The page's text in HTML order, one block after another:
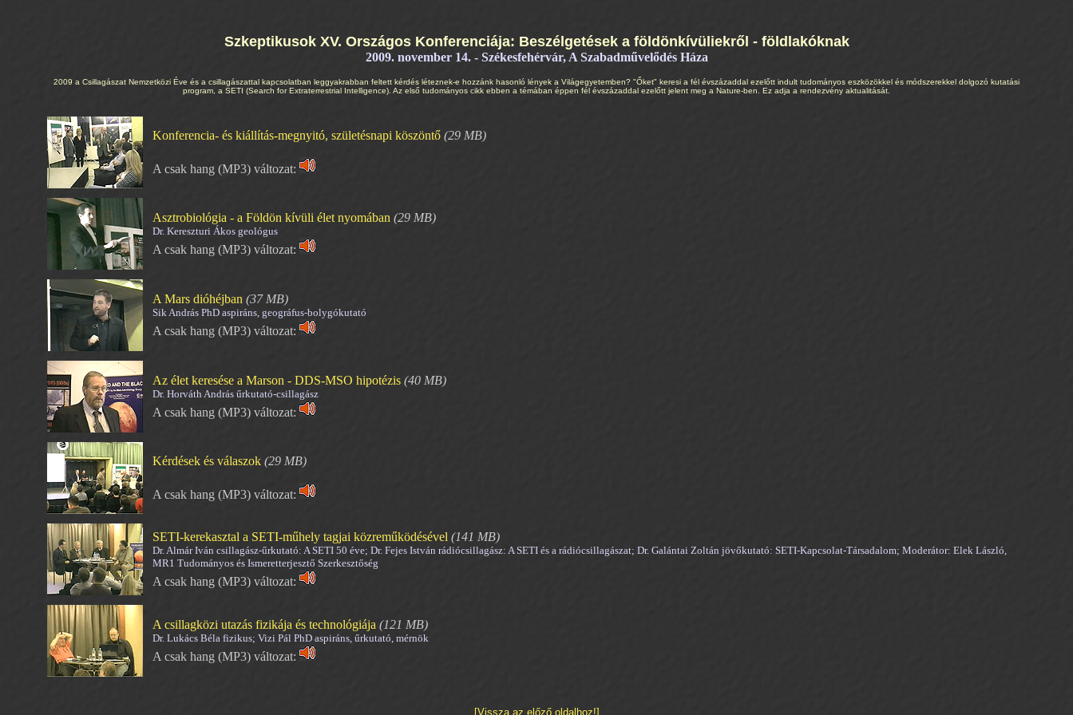
Szkeptikusok XV. Országos Konferenciája: Beszélgetések a földönkívüliekről - földlakóknak
2009. november 14. - Székesfehérvár, A Szabadművelődés Háza
2009 a Csillagászat Nemzetközi Éve és a csillagászattal kapcsolatban leggyakrabban feltett kérdés léteznek-e hozzánk hasonló lények a Világegyetemben? "Őket" keresi a fél évszázaddal ezelőtt indult tudományos eszközökkel és módszerekkel dolgozó kutatási
program, a SETI (Search for Extraterrestrial Intelligence). Az első tudományos cikk ebben a témában éppen fél évszázaddal ezelőtt jelent meg a Nature-ben. Ez adja a rendezvény aktualitását.
Konferencia- és kiállítás-megnyitó, születésnapi köszöntő (29 MB)
A csak hang (MP3) változat:
Asztrobiológia - a Földön kívüli élet nyomában (29 MB)
Dr. Kereszturi Ákos geológus
A csak hang (MP3) változat:
A Mars dióhéjban (37 MB)
Sik András PhD aspiráns, geográfus-bolygókutató
A csak hang (MP3) változat:
Az élet keresése a Marson - DDS-MSO hipotézis (40 MB)
Dr. Horváth András űrkutató-csillagász
A csak hang (MP3) változat:
Kérdések és válaszok (29 MB)
A csak hang (MP3) változat:
SETI-kerekasztal a SETI-műhely tagjai közreműködésével (141 MB)
Dr. Almár Iván csillagász-űrkutató: A SETI 50 éve; Dr. Fejes István rádiócsillagász: A SETI és a rádiócsillagászat; Dr. Galántai Zoltán jövőkutató: SETI-Kapcsolat-Társadalom; Moderátor: Elek László,
MR1 Tudományos és Ismeretterjesztő Szerkesztőség
A csak hang (MP3) változat:
A csillagközi utazás fizikája és technológiája (121 MB)
Dr. Lukács Béla fizikus; Vizi Pál PhD aspiráns, űrkutató, mérnök
A csak hang (MP3) változat:
[Vissza az előző oldalhoz!]